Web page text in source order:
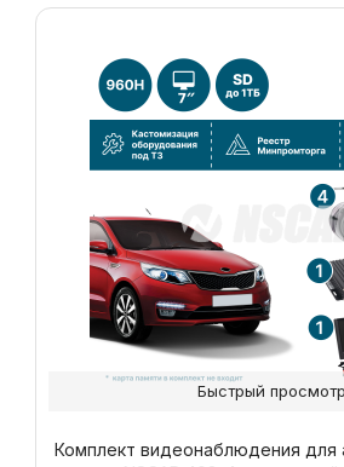
Комплект видеонаблюдения для
Быстрый просмотр